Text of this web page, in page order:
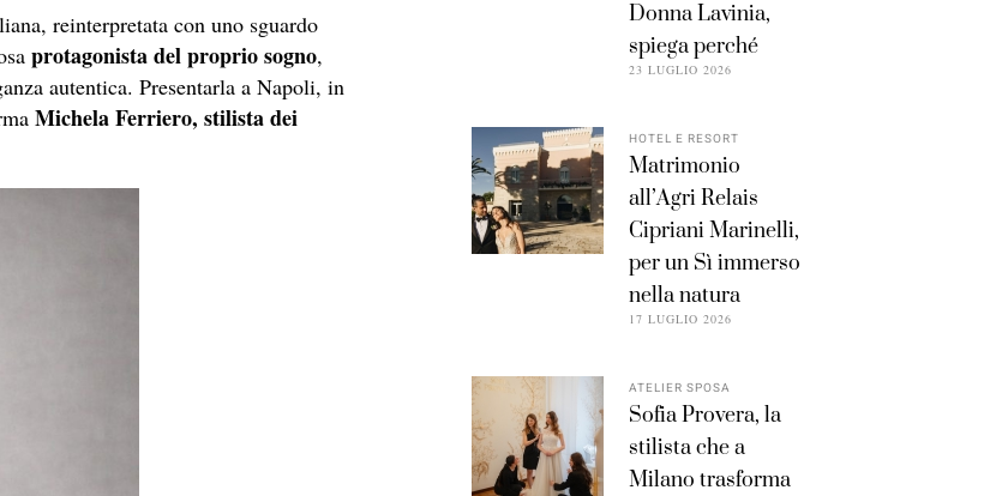
reinterpretata con uno sguardo
protagonista del proprio sogno,
autentica. Presentarla a Napoli, in
Michela Ferriero, stilista dei
Donna Lavinia,
spiega perché
23 LUGLIO 2026
HOTEL E RESORT
Matrimonio
all’Agri Relais
Cipriani Marinelli,
per un Sì immerso
nella natura
17 LUGLIO 2026
ATELIER SPOSA
Sofia Provera, la
stilista che a
Milano trasforma